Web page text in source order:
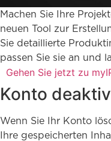
Machen Sie Ihre
neuen Tool zur
Sie detaillierte
passen Sie sie an und
Gehen Sie jetzt zu
Konto
Wenn Sie Ihr Konto
Ihre gespeicherten